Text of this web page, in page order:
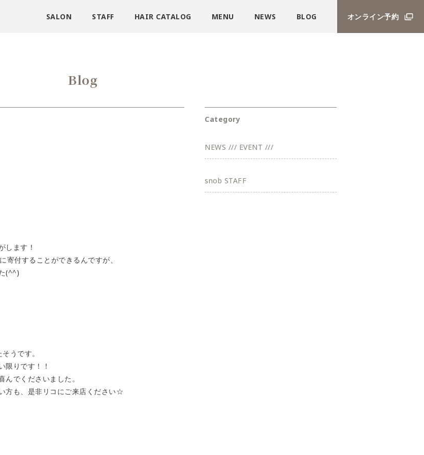
SALON STAFF HAIR CATALOG MENU NEWS BLOG オンライン予約
Blog
します！
付することができるんですが、
(^^)
うです。
限りです！！
でくださいました。
方も、是非リコにご来店ください☆
Category
NEWS /// EVENT ///
snob STAFF